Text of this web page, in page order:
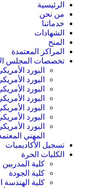
الرئيسية
من نحن
خدماتنا
الشهادات
المنح
المراكز المعتمدة
تخصصات المجلس
البورد
البورد
البورد
البورد
البورد
البورد
البورد
المهني
تسجيل الأكاديميات
الكليات الحرة
كلية المدربين
كلية الجودة
كلية الهندسة